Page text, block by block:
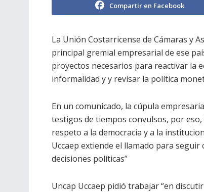
Compartir en Facebook
La Unión Costarricense de Cámaras y
principal gremial empresarial de ese
proyectos necesarios para reactivar la
informalidad y y revisar la política
En un comunicado, la cúpula
testigos de tiempos convulsos, por
respeto a la democracia y a la
Uccaep extiende el llamado para
decisiones políticas”
Uncap Uccaep pidió trabajar “en